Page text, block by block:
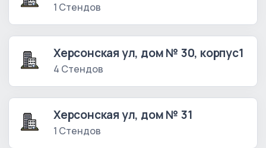
1 Стендов
Херсонская ул, дом № 30, корпус1
4 Стендов
Херсонская ул, дом № 31
1 Стендов